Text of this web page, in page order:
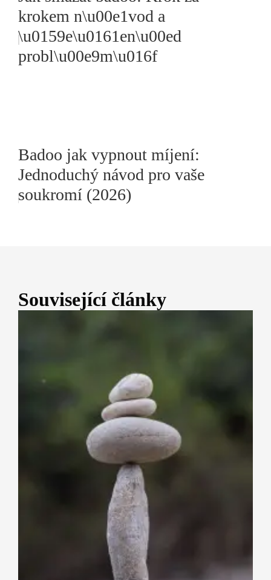
krokem n\u00e1vod a
\u0159e\u0161en\u00ed
probl\u00e9m\u016f
Badoo jak vypnout míjení:
Jednoduchý návod pro vaše
soukromí (2026)
Související články